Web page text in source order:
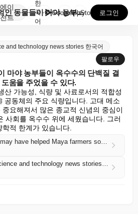
에이
전트
옥수수를 먹인 동물들이 마야 농부들이 옥수수의 단백질 ...
한
국
어
GooglePlay
AppStore 로그인
and technology news stories 한국어
팔로우
마야 농부들이 옥수수의 단백질 결
움을 주었을 수 있다.
산 가능성, 식량 및 사료로서의 적합성
공동체의 주요 식량입니다. 고대 메소
요해져서 많은 종교적 신념의 중심이
사회를 옥수수 위에 세웠습니다. 그러
적 한계가 있습니다.
Maize-fed animals may have helped Maya farmers solve corn's protein deficiency
Phys.org | latest science and technology news stories 한국어 RSS